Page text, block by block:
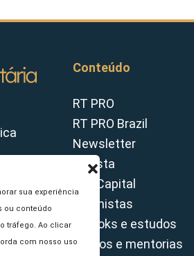
sua experiência
ou conteúdo
tráfego. Ao clicar
com nosso uso
Conteúdo
RT PRO
RT PRO Brazil
Newsletter
Revista
Tax Capital
Colunistas
E-books e estudos
Cursos e mentorias